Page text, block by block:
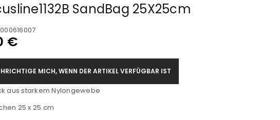
SandBag 25X25cm
€
MICH, WENN DER ARTIKEL VERFÜGBAR IST
aus starkem Nylongewebe
25 x 25 cm